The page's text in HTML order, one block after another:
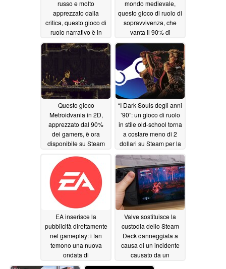
russo e molto
apprezzato dalla
critica, questo gioco di
ruolo narrativo è in
sconto del 66% su
Steam
06/19/2026
mondo medievale,
questo gioco di ruolo di
sopravvivenza, che
vanta il 90% di
recensioni positive, è
attualmente in offerta
su Steam con uno
sconto del 50%
06/18/2026
Questo gioco
Metroidvania in 2D,
apprezzato dal 90%
dei gamers, è ora
disponibile su Steam
75%
06/17/2026
“I Dark Souls degli anni
’90”: un gioco di ruolo
in stile old-school torna
a costare meno di 2
dollari su Steam per la
prima volta dopo anni
06/17/2026
EA inserisce la
pubblicità direttamente
nel gameplay: i fan
temono una nuova
ondata di
monetizzazione
Valve sostituisce la
custodia dello Steam
Deck danneggiata a
causa di un incidente
causato da un
bambino – la comunità